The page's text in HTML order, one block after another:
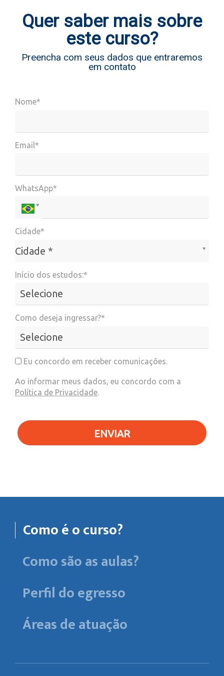
Quer saber mais sobre
este curso?
Preencha com seus dados que entraremos
em contato
Nome*
Email*
WhatsApp*
Cidade*
Cidade *
Cidade*
Início dos estudos:*
Como deseja ingressar?*
Eu concordo em receber comunicações.
Ao informar meus dados, eu concordo com a
Política de Privacidade.
ENVIAR
Como é o curso?
Como são as aulas?
Perfil do egresso
Áreas de atuação